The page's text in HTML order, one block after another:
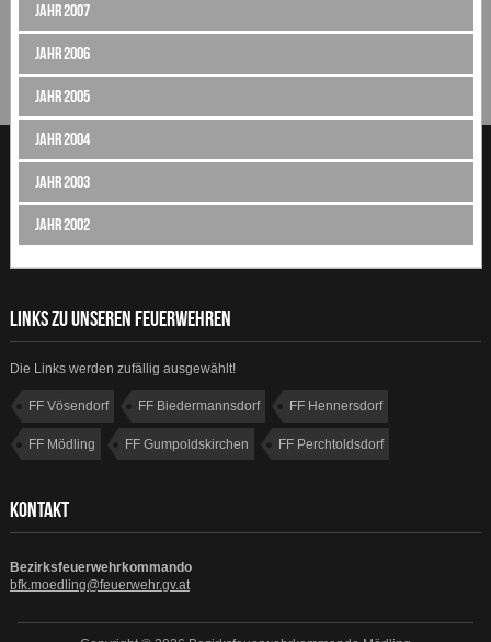
Jahr 2007
Jahr 2006
Jahr 2005
Jahr 2004
Jahr 2003
Jahr 2002
LINKS ZU UNSEREN FEUERWEHREN
Die Links werden zufällig ausgewählt!
FF Vösendorf FF Biedermannsdorf FF Hennersdorf
FF Mödling FF Gumpoldskirchen FF Perchtoldsdorf
KONTAKT
Bezirksfeuerwehrkommando
bfk.moedling@feuerwehr.gv.at